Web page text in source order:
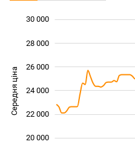
Середня ціна 18 000
20 000
22 000
24 000
26 000
28 000
30 000